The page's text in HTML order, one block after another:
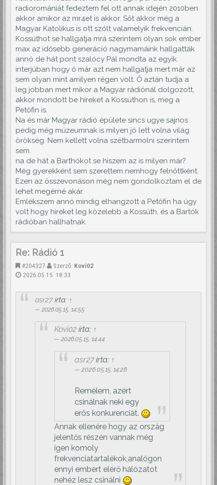
radioromániát fedeztem fel ott annak idején 2010ben
akkor amikor az mr4et is akkor. Sőt akkor még a
Magyar Katolikus is ott szólt valamelyik frekvencián.
Kossúthot se hallgatja mrá szerintem olyan sok ember
max az idősebb generáció nagymamáink hallgatták
annó de hát pont szalócy Pál mondta az egyik
interjúban hogy ő már azt nem hallgatja mert már az
sem olyan mint amilyen régen volt. Ő aztán tudja a
leg jobban mert mikor a Magyar rádiónál dolgozott,
akkor mondott be híreket a Kossúthon is, meg a
Petőfin is.
Na és már Magyar rádió épülete sincs ugye sajnos
pedig még múzeumnak is milyen jó lett volna világ
örökség. Nem kellett volna szétbarmolni szerintem
sem.
na de hát a Barthókot se hiszem az is milyen már?
Még gyerekként sem szerettem nemhogy felnőttként.
Ezen az összevonáson még nem gondolkoztam el de
lehet megérné akár.
Emlékszem annó mindig elhangzott a Petőfin ha úgy
volt hogy híreket leg közelebb a Kossúth, és a Bartók
rádióban hallhatnak.
Re: Rádió 1
#204327 Szerző: Kovi02
2026.05.15. 18:33
asr27írta: ↑
2026.05.15. 14:55
Kovi02 írta: ↑
2026.05.15. 14:44
asr27írta: ↑
2026.05.15. 14:28
Remélem, azért
csinálnak neki egy
erős konkurenciát.
Annak ellenére hogy az ország
jelentős részén vannak még
igen komoly
frekvenciatartalékok,analógon
ennyi embert elérő hálózatot
nehéz lesz csinálni